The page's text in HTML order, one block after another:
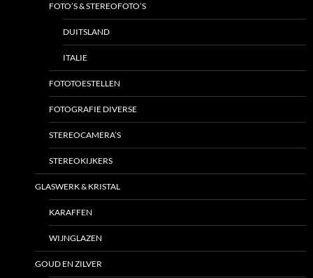
FOTO’S & STEREOFOTO’S
DUITSLAND
ITALIE
FOTOTOESTELLEN
FOTOGRAFIE DIVERSE
STEREOCAMERA’S
STEREOKIJKERS
GLASWERK & KRISTAL
KARAFFEN
WIJNGLAZEN
GOUD EN ZILVER